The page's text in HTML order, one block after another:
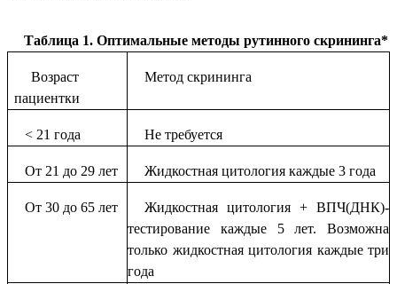
Таблица 1. Оптимальные методы рутинного скрининга*
Возраст
пациентки
Метод скрининга
<21 года Не требуется
От 21 до 29 лет Жидкостная цитология каждые 3 года
От 30 до 65 лет
Жидкостная цитология + ВПЧ(ДНК)-
тестирование каждые 5 лет. Возможна
только жидкостная цитология каждые три
года